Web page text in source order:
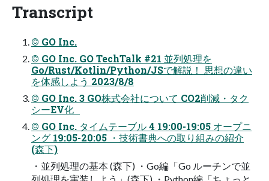
Transcript
© GO Inc.
© GO Inc. GO TechTalk #21 並列処理を
Go/Rust/Kotlin/Python/JSで解説！ 思想の違い
を体感しよう 2023/8/8
© GO Inc. 3 GO株式会社について CO2削減・タク
シーEV化
© GO Inc. タイムテーブル 4 19:00-19:05 オープニ
ング 19:05-20:05 ・技術書典への取り組みの紹介
(森下)
・並列処理の基本 (森下) ・Go編「Go ルーチンで並
列処理を実装しよう」(森下) ・Python編「ちょっと